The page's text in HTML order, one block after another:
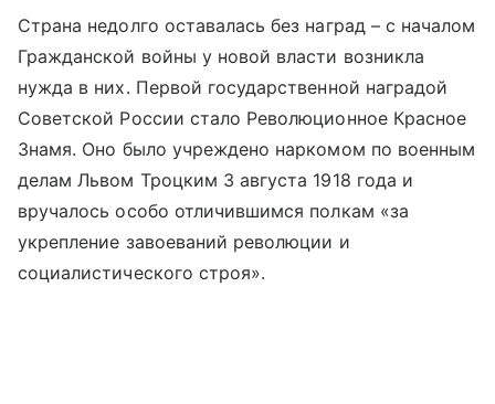
Страна недолго оставалась без наград – с началом
Гражданской войны у новой власти возникла
нужда в них. Первой государственной наградой
Советской России стало Революционное Красное
Знамя. Оно было учреждено наркомом по военным
делам Львом Троцким 3 августа 1918 года и
вручалось особо отличившимся полкам «за
укрепление завоеваний революции и
социалистического строя».